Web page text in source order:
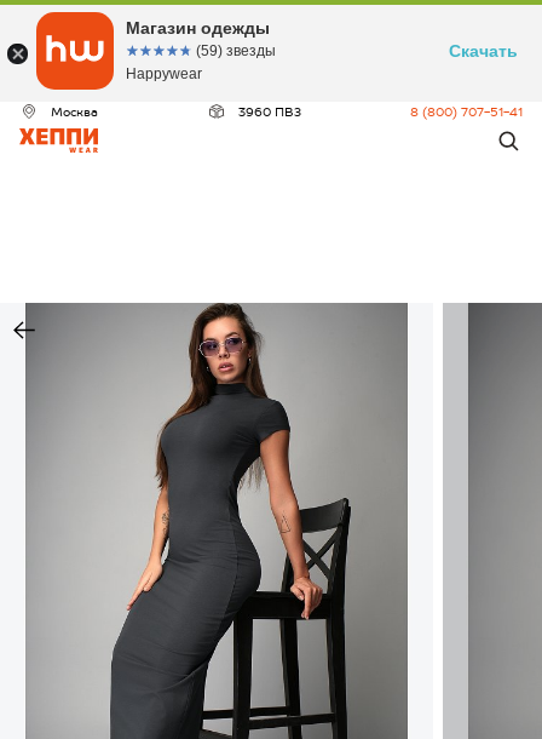
Москва 3960 ПВЗ 8 (800) 707-51-41
Магазин одежды
☆☆☆☆☆
★★★★★ (59) звезды
Happywear
Скачать